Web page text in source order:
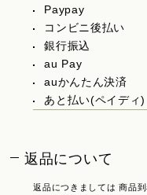
Paypay
コンビニ後払い
銀行振込
au Pay
auかんたん決済
あと払い(ペイディ)
返品について
返品につきましては 商品